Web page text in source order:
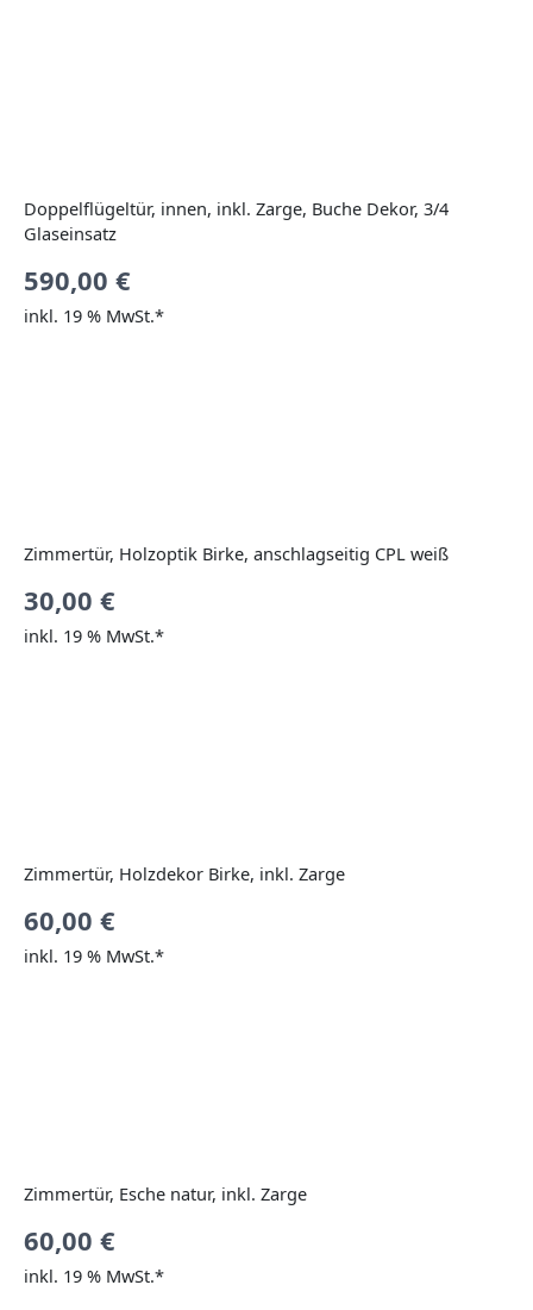
Doppelflügeltür, innen, inkl. Zarge, Buche Dekor, 3/4
Glaseinsatz
590,00 €
inkl. 19 % MwSt.*
Zimmertür, Holzoptik Birke, anschlagseitig CPL weiß
30,00 €
inkl. 19 % MwSt.*
Zimmertür, Holzdekor Birke, inkl. Zarge
60,00 €
inkl. 19 % MwSt.*
Zimmertür, Esche natur, inkl. Zarge
60,00 €
inkl. 19 % MwSt.*